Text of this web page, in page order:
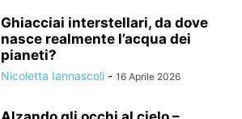
Ghiacciai interstellari, da dove
nasce realmente l’acqua dei
pianeti?
Nicoletta Iannascoli - 16 Aprile 2026